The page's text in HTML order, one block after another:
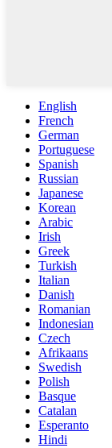
English
French
German
Portuguese
Spanish
Russian
Japanese
Korean
Arabic
Irish
Greek
Turkish
Italian
Danish
Romanian
Indonesian
Czech
Afrikaans
Swedish
Polish
Basque
Catalan
Esperanto
Hindi